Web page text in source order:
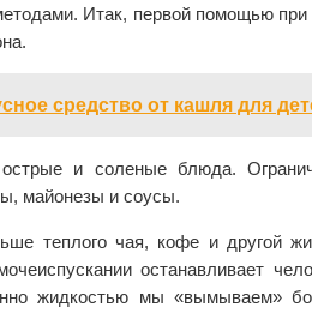
Итак, первой помощью при
средство от кашля для
и соленые блюда.
майонезы и соусы.
теплого чая, кофе и другой
останавливает
жидкостью мы «вымываем»